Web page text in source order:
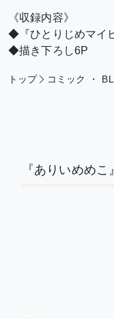
《収録内容》
◆『ひとりじめマイ
◆描き下ろし6P
トップ コミック ・ BL
『ありいめめ